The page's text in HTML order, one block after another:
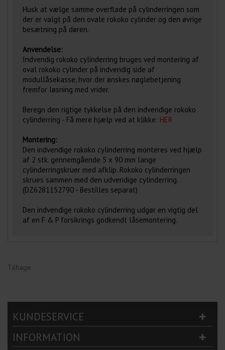
Husk at vælge samme overflade på cylinderringen som
der er valgt på den ovale rokoko cylinder og den øvrige
besætning på døren.
Anvendelse:
Indvendig rokoko cylinderring bruges ved montering af
oval rokoko cylinder på indvendig side af
modullåsekasse, hvor der ønskes nøglebetjening
fremfor løsning med vrider.
Beregn den rigtige tykkelse på den indvendige rokoko
cylinderring - Få mere hjælp ved at klikke: HER
Montering:
Den indvendige rokoko cylinderring monteres ved hjælp
af 2 stk. gennemgående 5 x 90 mm lange
cylinderringskruer med afklip. Rokoko cylinderringen
skrues sammen med den udvendige cylinderring.
(DZ6281152790 - Bestilles separat)
Den indvendige rokoko cylinderring udgør en vigtig del
af en F & P forsikrings godkendt låsemontering.
Tilbage
KUNDESERVICE
INFORMATION